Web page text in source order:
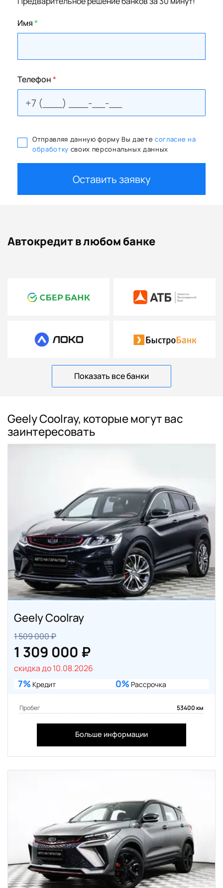
Имя*
Телефон*
Отправляя данную форму Вы даете согласие на
обработку своих персональных данных
Оставить заявку
Автокредит в любом банке
Показать все банки
Geely Coolray, которые могут вас
заинтересовать
Geely Coolray
1 509 000 ₽
1 309 000 ₽
скидка до 10.08.2026
7% Кредит 0% Рассрочка
Пробег 53400 км
Больше информации